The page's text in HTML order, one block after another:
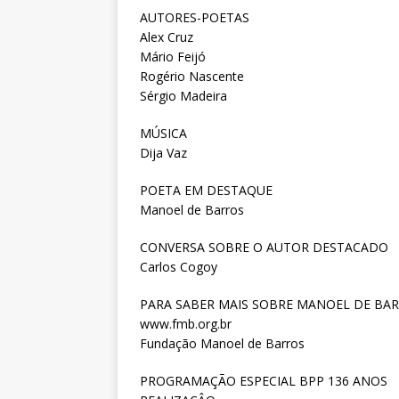
AUTORES-POETAS
Alex Cruz
Mário Feijó
Rogério Nascente
Sérgio Madeira
MÚSICA
Dija Vaz
POETA EM DESTAQUE
Manoel de Barros
CONVERSA SOBRE O AUTOR DESTACADO
Carlos Cogoy
PARA SABER MAIS SOBRE MANOEL DE
www.fmb.org.br
Fundação Manoel de Barros
PROGRAMAÇÃO ESPECIAL BPP 136 ANOS